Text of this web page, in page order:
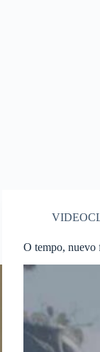
O tempo, nuevo